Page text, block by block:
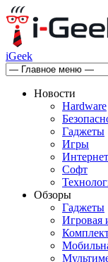
iGeek
Новости
Hardware
Гаджеты
Игры
Интернет
Софт
Обзоры
Гаджеты
Игровая